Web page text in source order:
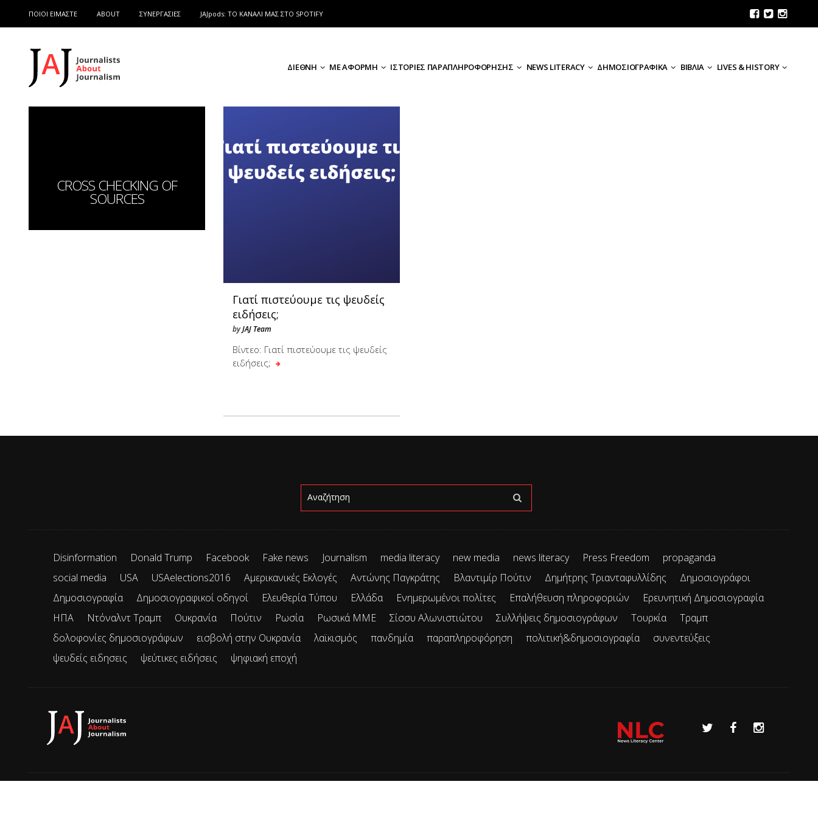
ΠΟΙΟΙ ΕΙΜΑΣΤΕ ABOUT ΣΥΝΕΡΓΑΣΙΕΣ JAJpods: TO ΚΑΝΑΛΙ ΜΑΣ ΣΤΟ SPOTIFY
ΔΙΕΘΝΗ ΜΕ ΑΦΟΡΜΗ ΙΣΤΟΡΙΕΣ ΠΑΡΑΠΛΗΡΟΦΟΡΗΣΗΣ NEWS LITERACY ΔΗΜΟΣΙΟΓΡΑΦΙΚΑ ΒΙΒΛΙΑ LIVES & HISTORY
CROSS CHECKING OF
SOURCES
Γιατί πιστεύουμε τις ψευδείς
ειδήσεις;
byJAJ Team
Βίντεο: Γιατί πιστεύουμε τις ψευδείς
ειδήσεις;
Disinformation Donald Trump Facebook Fake news Journalism media literacy new media news literacy Press Freedom
propaganda
social media
USA USAelections2016 Αμερικανικές Εκλογές Αντώνης Παγκράτης Βλαντιμίρ Πούτιν Δημήτρης Τριανταφυλλίδης
Δημοσιογράφοι
Δημοσιογραφία
Δημοσιογραφικοί οδηγοί Ελευθερία Τύπου Ελλάδα Ενημερωμένοι πολίτες Επαλήθευση πληροφοριών
Ερευνητική Δημοσιογραφία
ΗΠΑ
Ντόναλντ Τραμπ Ουκρανία Πούτιν Ρωσία Ρωσικά ΜΜΕ Σίσσυ Αλωνιστιώτου Συλλήψεις δημοσιογράφων Τουρκία
Τραμπ
δολοφονίες δημοσιογράφων
εισβολή στην Ουκρανία λαϊκισμός πανδημία παραπληροφόρηση πολιτική&δημοσιογραφία
συνεντεύξεις
ψευδείς ειδησεις
ψεύτικες ειδήσεις ψηφιακή εποχή